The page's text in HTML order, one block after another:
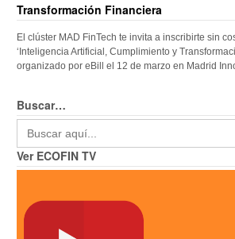
Transformación Financiera
El clúster MAD FinTech te invita a inscribirte sin
‘Inteligencia Artificial, Cumplimiento y
organizado por eBill el 12 de marzo en Madrid
Buscar…
Buscar:
Ver ECOFIN TV